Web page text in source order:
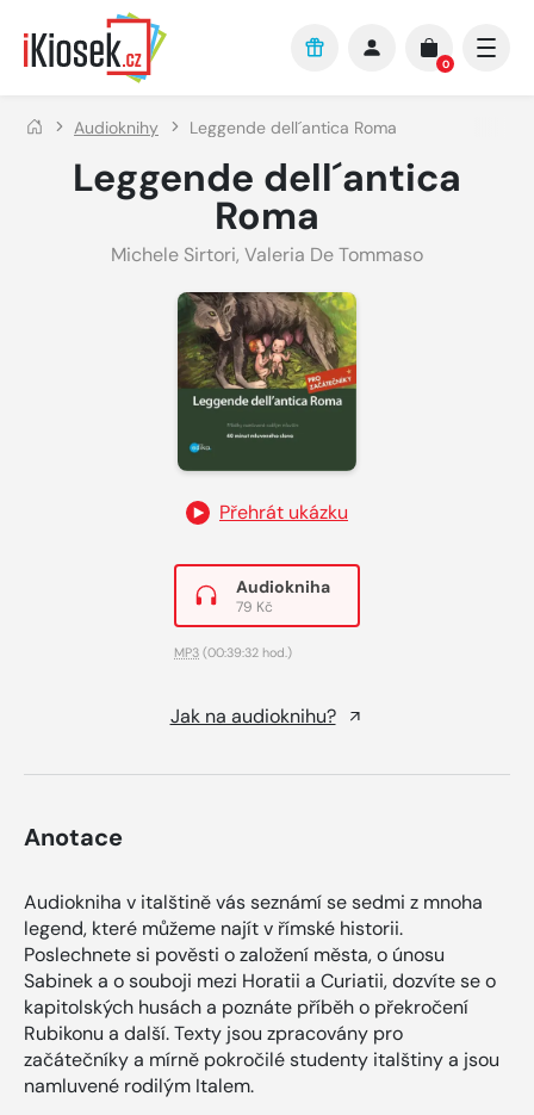
Přejít na hlavní obsah
0
Audioknihy Leggende dell´antica Roma
Leggende dell´antica
Roma
Michele Sirtori, Valeria De Tommaso
Přehrát ukázku
Audiokniha
79 Kč
MP3 (00:39:32 hod.)
Jak na audioknihu?
Anotace
Audiokniha v italštině vás seznámí se sedmi z mnoha
legend, které můžeme najít v římské historii.
Poslechnete si pověsti o založení města, o únosu
Sabinek a o souboji mezi Horatii a Curiatii, dozvíte se o
kapitolských husách a poznáte příběh o překročení
Rubikonu a další. Texty jsou zpracovány pro
začátečníky a mírně pokročilé studenty italštiny a jsou
namluvené rodilým Italem.